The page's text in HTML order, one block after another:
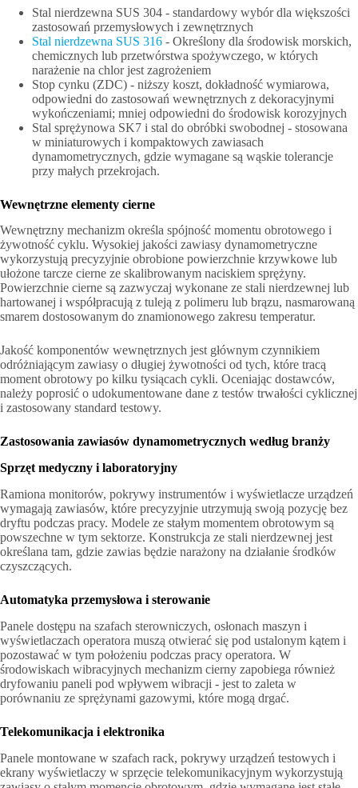
Stal nierdzewna SUS 304 - standardowy wybór dla większości
zastosowań przemysłowych i zewnętrznych
Stal nierdzewna SUS 316 - Określony dla środowisk morskich,
chemicznych lub przetwórstwa spożywczego, w których
narażenie na chlor jest zagrożeniem
Stop cynku (ZDC) - niższy koszt, dokładność wymiarowa,
odpowiedni do zastosowań wewnętrznych z dekoracyjnymi
wykończeniami; mniej odpowiedni do środowisk korozyjnych
Stal sprężynowa SK7 i stal do obróbki swobodnej - stosowana
w miniaturowych i kompaktowych zawiasach
dynamometrycznych, gdzie wymagane są wąskie tolerancje
przy małych przekrojach.
Wewnętrzne elementy cierne
Wewnętrzny mechanizm określa spójność momentu obrotowego i
żywotność cyklu. Wysokiej jakości zawiasy dynamometryczne
wykorzystują precyzyjnie obrobione powierzchnie krzywkowe lub
ułożone tarcze cierne ze skalibrowanym naciskiem sprężyny.
Powierzchnie cierne są zazwyczaj wykonane ze stali nierdzewnej lub
hartowanej i współpracują z tuleją z polimeru lub brązu, nasmarowaną
smarem dostosowanym do znamionowego zakresu temperatur.
Jakość komponentów wewnętrznych jest głównym czynnikiem
odróżniającym zawiasy o długiej żywotności od tych, które tracą
moment obrotowy po kilku tysiącach cykli. Oceniając dostawców,
należy poprosić o udokumentowane dane z testów trwałości cyklicznej
i zastosowany standard testowy.
Zastosowania zawiasów dynamometrycznych według branży
Sprzęt medyczny i laboratoryjny
Ramiona monitorów, pokrywy instrumentów i wyświetlacze urządzeń
wymagają zawiasów, które precyzyjnie utrzymują swoją pozycję bez
dryftu podczas pracy. Modele ze stałym momentem obrotowym są
powszechne w tym sektorze. Konstrukcja ze stali nierdzewnej jest
określana tam, gdzie zawias będzie narażony na działanie środków
czyszczących.
Automatyka przemysłowa i sterowanie
Panele dostępu na szafach sterowniczych, osłonach maszyn i
wyświetlaczach operatora muszą otwierać się pod ustalonym kątem i
pozostawać w tym położeniu podczas pracy operatora. W
środowiskach wibracyjnych mechanizm cierny zapobiega również
dryfowaniu paneli pod wpływem wibracji - jest to zaleta w
porównaniu ze sprężynami gazowymi, które mogą drgać.
Telekomunikacja i elektronika
Panele montowane w szafach rack, pokrywy urządzeń testowych i
ekrany wyświetlaczy w sprzęcie telekomunikacyjnym wykorzystują